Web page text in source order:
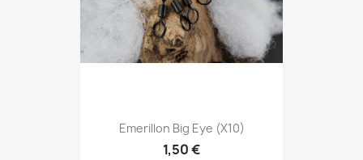
Emerillon Big Eye (x10)
1,50 €